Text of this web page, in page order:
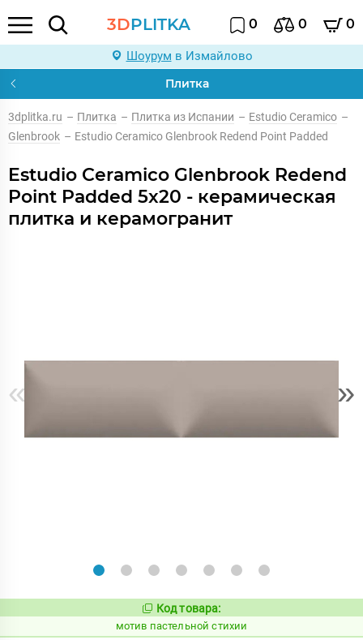
3DPLITKA 0 0 0
Шоурум в Измайлово
Плитка
3dplitka.ru – Плитка – Плитка из Испании – Estudio Ceramico –
Glenbrook – Estudio Ceramico Glenbrook Redend Point Padded
Estudio Ceramico Glenbrook Redend
Point Padded 5x20 - керамическая
плитка и керамогранит
« »
Код:
1039973
Код товара:
мотив пастельной стихии